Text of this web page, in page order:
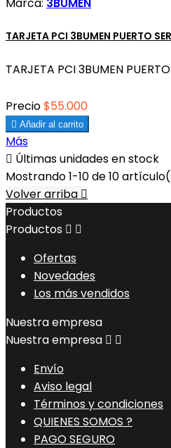
TARJETA PCI 3BUMEN PUERTO
TARJETA PCI 3BUMEN
Precio$55.000
 Añadir al carrito
Más
 Últimas unidades en stock
Mostrando 1-10 de 10
Volver arriba 
Productos
Productos  
Ofertas
Novedades
Los más vendidos
Nuestra empresa
Nuestra empresa  
Envío
Aviso legal
Términos y condiciones
QUIENES SOMOS ?
PAGO SEGURO